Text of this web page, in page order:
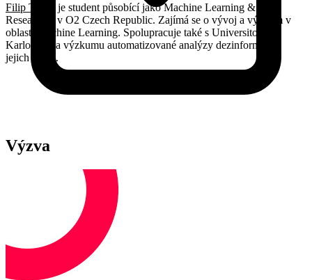
Filip Trhlík
je student působící jako Machine Learning & NLP
Researcher v O2 Czech Republic. Zajímá se o vývoj a výzkum v
oblasti Machine Learning. Spolupracuje také s Universitou
Karlovou na výzkumu automatizované analýzy dezinformací a
jejich šíření.
Výzva